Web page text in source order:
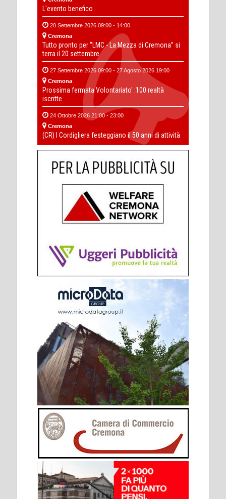
L'evento benefico
20 Settembre 2026 09:00 - 14:00
Cremona
Tutto pronto per “LMC - La Mezza di Cremona” si
terra il 20 settembre
27 Settembre 2026 09:00 - 27 Agosto 2026 19:00
Cremona
Prossima fermata Volontariato' :100 realtà
iscritte
24 Ottobre 2026 21:00 - 23:00
Cremona
(CR) I Cordigliera festeggiano il 50 anni di attività